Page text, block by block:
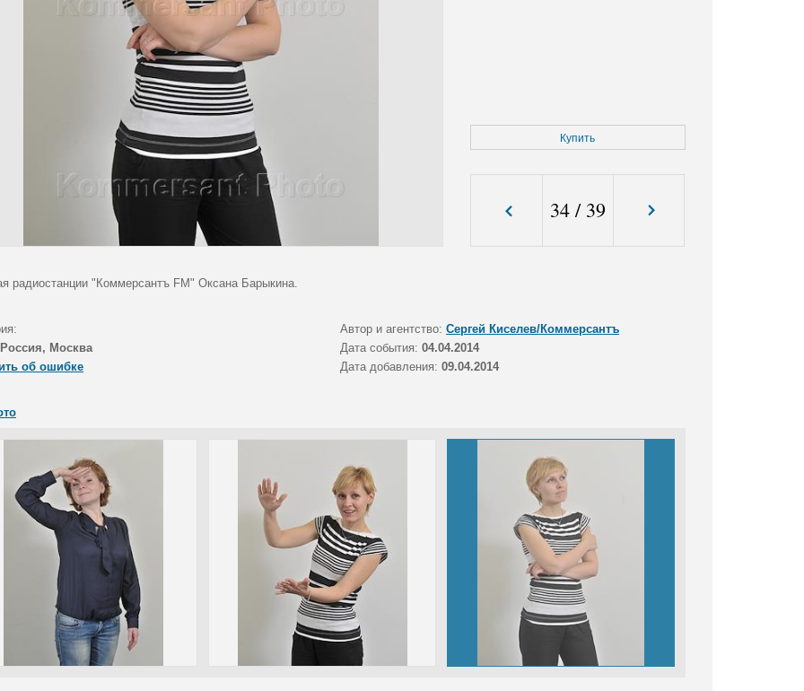
Купить
34/ 39
радиостанции "Коммерсантъ FM" Оксана Барыкина.
Автор и агентство: Сергей Киселев/Коммерсантъ
Россия, Москва Дата события: 04.04.2014
об ошибке
Дата добавления: 09.04.2014